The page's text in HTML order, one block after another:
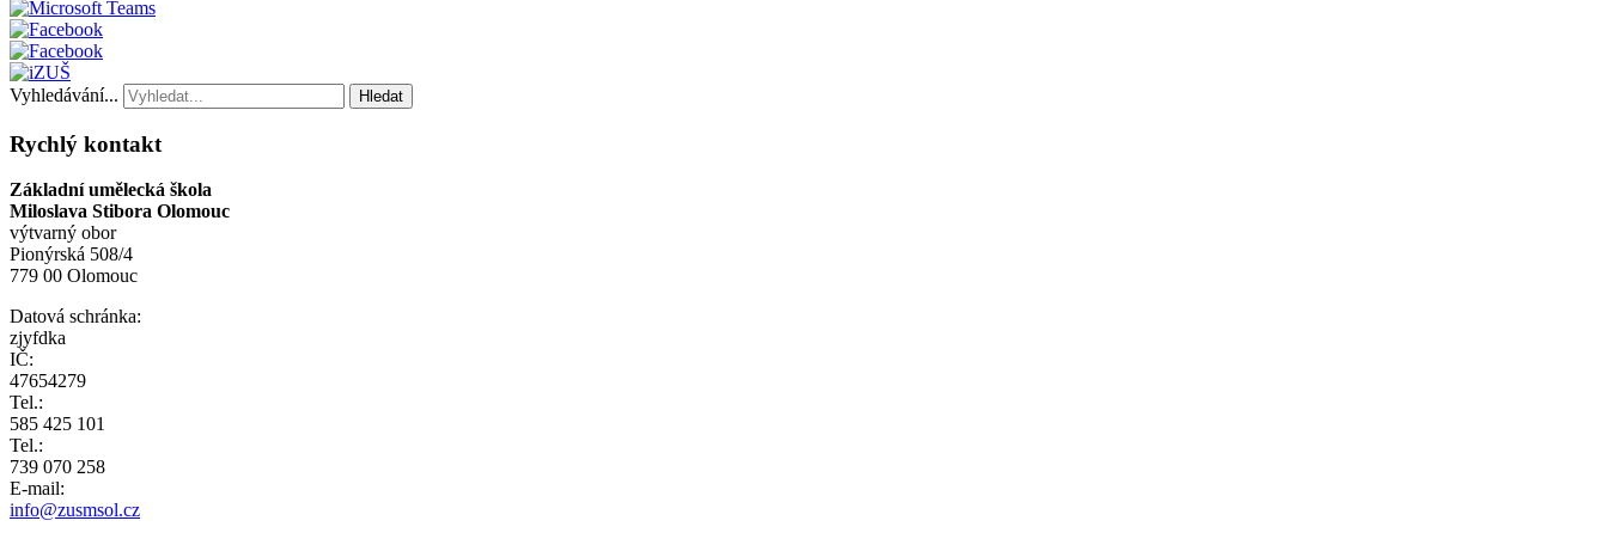
Vyhledávání... Hledat
Rychlý kontakt
Základní umělecká škola
Miloslava Stibora Olomouc
výtvarný obor
Pionýrská 508/4
779 00 Olomouc
Datová schránka:
zjyfdka
IČ:
47654279
Tel.:
585 425 101
Tel.:
739 070 258
E-mail:
info@zusmsol.cz